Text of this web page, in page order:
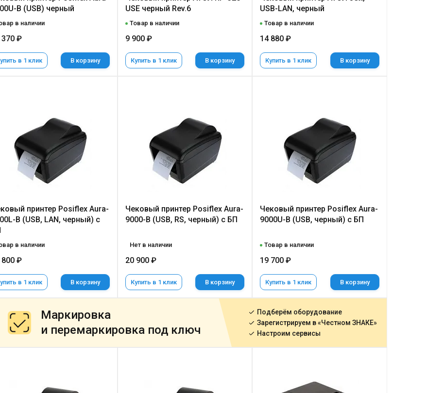
B (USB) черный
в наличии
370 ₽
в 1 клик В корзину
USE черный Rev.6
Товар в наличии
9 900 ₽
Купить в 1 клик В корзину
USB-LAN, черный
Товар в наличии
14 880 ₽
Купить в 1 клик В корзину
принтер Posiflex Aura-
B (USB, LAN, черный) с
в наличии
800 ₽
в 1 клик В корзину
Чековый принтер Posiflex Aura-
9000-B (USB, RS, черный) с БП
Нет в наличии
20 900 ₽
Купить в 1 клик В корзину
Чековый принтер Posiflex Aura-
9000U-B (USB, черный) с БП
Товар в наличии
19 700 ₽
Купить в 1 клик В корзину
Маркировка
и перемаркировка под ключ
Подберём оборудование
Зарегистрируем в «Честном ЗНАКЕ»
Настроим сервисы